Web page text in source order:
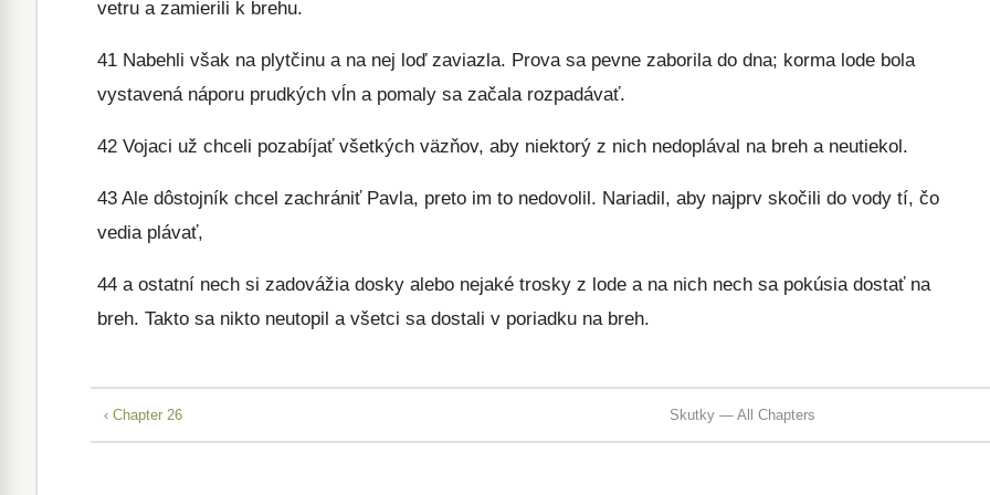
vetru a zamierili k brehu.
41 Nabehli však na plytčinu a na nej loď zaviazla. Prova sa pevne zaborila do dna; korma lode bola
vystavená náporu prudkých vĺn a pomaly sa začala rozpadávať.
42 Vojaci už chceli pozabíjať všetkých väzňov, aby niektorý z nich nedoplával na breh a neutiekol.
43 Ale dôstojník chcel zachrániť Pavla, preto im to nedovolil. Nariadil, aby najprv skočili do vody tí, čo
vedia plávať,
44 a ostatní nech si zadovážia dosky alebo nejaké trosky z lode a na nich nech sa pokúsia dostať na
breh. Takto sa nikto neutopil a všetci sa dostali v poriadku na breh.
‹ Chapter 26 Skutky — All Chapters